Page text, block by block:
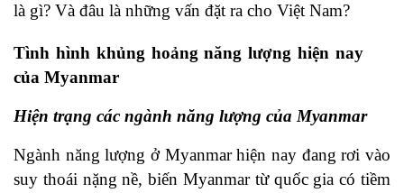
là gì? Và đâu là những vấn đặt ra cho Việt Nam?
Tình hình khủng hoảng năng lượng hiện nay
của Myanmar
Hiện trạng các ngành năng lượng của Myanmar
Ngành năng lượng ở Myanmar hiện nay đang rơi vào
suy thoái nặng nề, biến Myanmar từ quốc gia có tiềm